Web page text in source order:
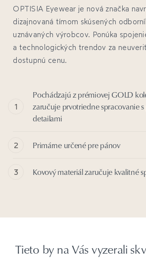
OPTISIA Eyewear je nová značka
dizajnovaná tímom skúsených
uznávaných výrobcov. Ponúka
a technologických trendov za
dostupnú cenu.
Pochádzajú z prémiovej GOLD
zaručuje prvotriedne spracovanie
detailami
Primárne určené pre pánov
Kovový materiál zaručuje kvalitné
Tieto by na Vás vyzerali